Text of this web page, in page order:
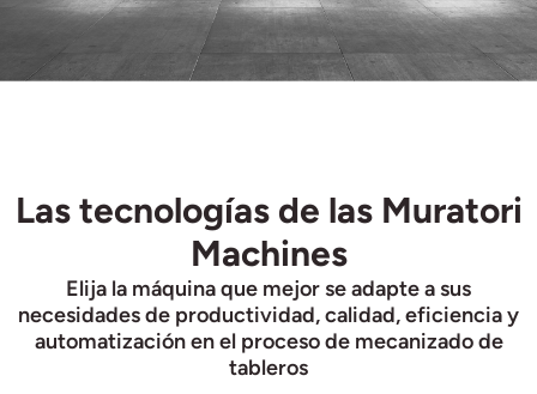
Las tecnologías de las Muratori
Machines
Elija la máquina que mejor se adapte a sus
necesidades de productividad, calidad, eficiencia y
automatización en el proceso de mecanizado de
tableros